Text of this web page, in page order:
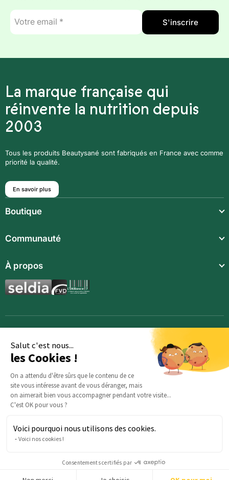
Salut c'est nous...
les Cookies !
On a attendu d'être sûrs que le contenu de ce
site vous intéresse avant de vous déranger, mais
on aimerait bien vous accompagner pendant votre visite...
C'est OK pour vous ?
Voici pourquoi nous utilisons des cookies.
Voici nos cookies !
Consentements certifiés par
E-
mail
*
S'inscrire
La marque française qui
réinvente la nutrition depuis
2003
Tous les produits Beautysané sont fabriqués en France avec comme
priorité la qualité.
En savoir plus
Boutique
Compléments alimentaires
Boissons techniques
Communauté
À propos
Des questions sur votre commande ? : Notre équipe est là
5 avenue Joffre, 57000 Metz, FRANCE |+33 (0)3 69 67 19 19